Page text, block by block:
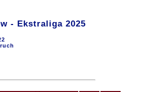
- Ekstraliga 2025